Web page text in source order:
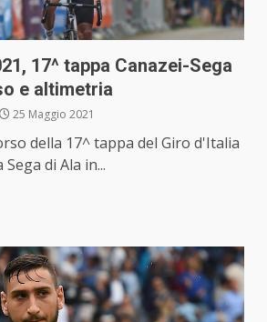
17^ tappa Canazei-Sega
e altimetria
25 Maggio 2021
della 17^ tappa del Giro d'Italia
di Ala in...